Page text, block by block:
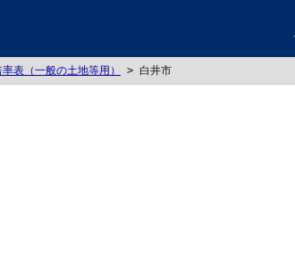
表（一般の土地等用） > 白井市